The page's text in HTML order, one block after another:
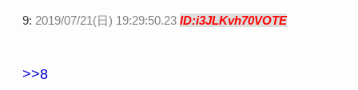
9: 2019/07/21(日) 19:29:50.23 ID:i3JLKvh70VOTE
>>8